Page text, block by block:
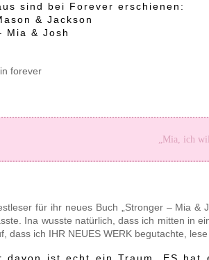
sind bei Forever erschienen:
& Jackson
Mia & Josh
forever
„Mia, ich
für ihr neues Buch „Stronger – Mia
Ina wusste natürlich, dass ich mitten in
dass ich IHR NEUES WERK begutachte,